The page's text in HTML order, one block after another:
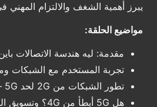
يبرز أهمية الشغف والالتزام المهني
مواضيع الحلقة:
مقدمة: ليه هندسة الاتصالات
تجربة المستخدم مع الشبكات
تطور الشبكات من 2G لحد 5G – الفهم الحقيقي
هل 5G أبطأ من 4G؟ وتسويق الشركات